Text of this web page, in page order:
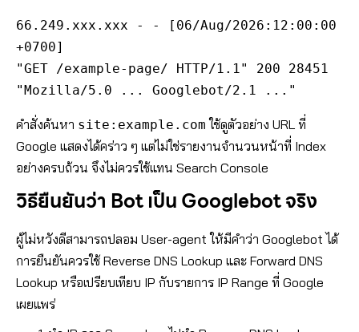
66.249.xxx.xxx - - [06/Aug/2026:12:00:00
+0700]
"GET /example-page/ HTTP/1.1" 200 28451
"Mozilla/5.0 ... Googlebot/2.1 ..."
คำสั่งค้นหา site:example.com ใช้ดูตัวอย่าง URL ที่
Google แสดงได้คร่าว ๆ แต่ไม่ใช่รายงานจำนวนหน้าที่ Index
อย่างครบถ้วน จึงไม่ควรใช้แทน Search Console
วิธียืนยันว่า Bot เป็น Googlebot จริง
ผู้ไม่หวังดีสามารถปลอม User-agent ให้มีคำว่า Googlebot ได้
การยืนยันควรใช้ Reverse DNS Lookup และ Forward DNS
Lookup หรือเปรียบเทียบ IP กับรายการ IP Range ที่ Google
เผยแพร่